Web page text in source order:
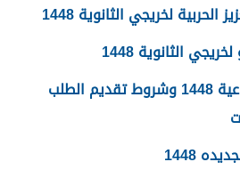
لخريجي الثانوية 1448
الثانوية 1448
اعفاء بنك التنمية الاجتماعية 1448 وشروط تقديم الطلب
1448